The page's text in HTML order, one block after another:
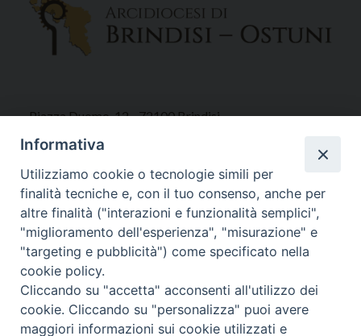
Piazza Duomo, 12 - 72100 Brindisi
Tel 0831.521958
Fax 0831.528315
Orari Curia
Mar. / Mer. / Giov. ore 9 - 13
nei mesi estivi solo Martedì ore 9 - 13
WebMail
Informativa
Utilizziamo cookie o tecnologie simili per
finalità tecniche e, con il tuo consenso, anche per
altre finalità ("interazioni e funzionalità semplici",
"miglioramento dell'esperienza", "misurazione" e
"targeting e pubblicità") come specificato nella
cookie policy.
Cliccando su "accetta" acconsenti all'utilizzo dei
cookie. Cliccando su "personalizza" puoi avere
maggiori informazioni sui cookie utilizzati e